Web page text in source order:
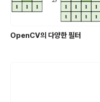
OpenCV의 다양한 필터